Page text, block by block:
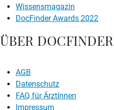
Wissensmagazin
DocFinder Awards 2022
ÜBER DOCFINDER
AGB
Datenschutz
FAQ für ÄrztInnen
Impressum